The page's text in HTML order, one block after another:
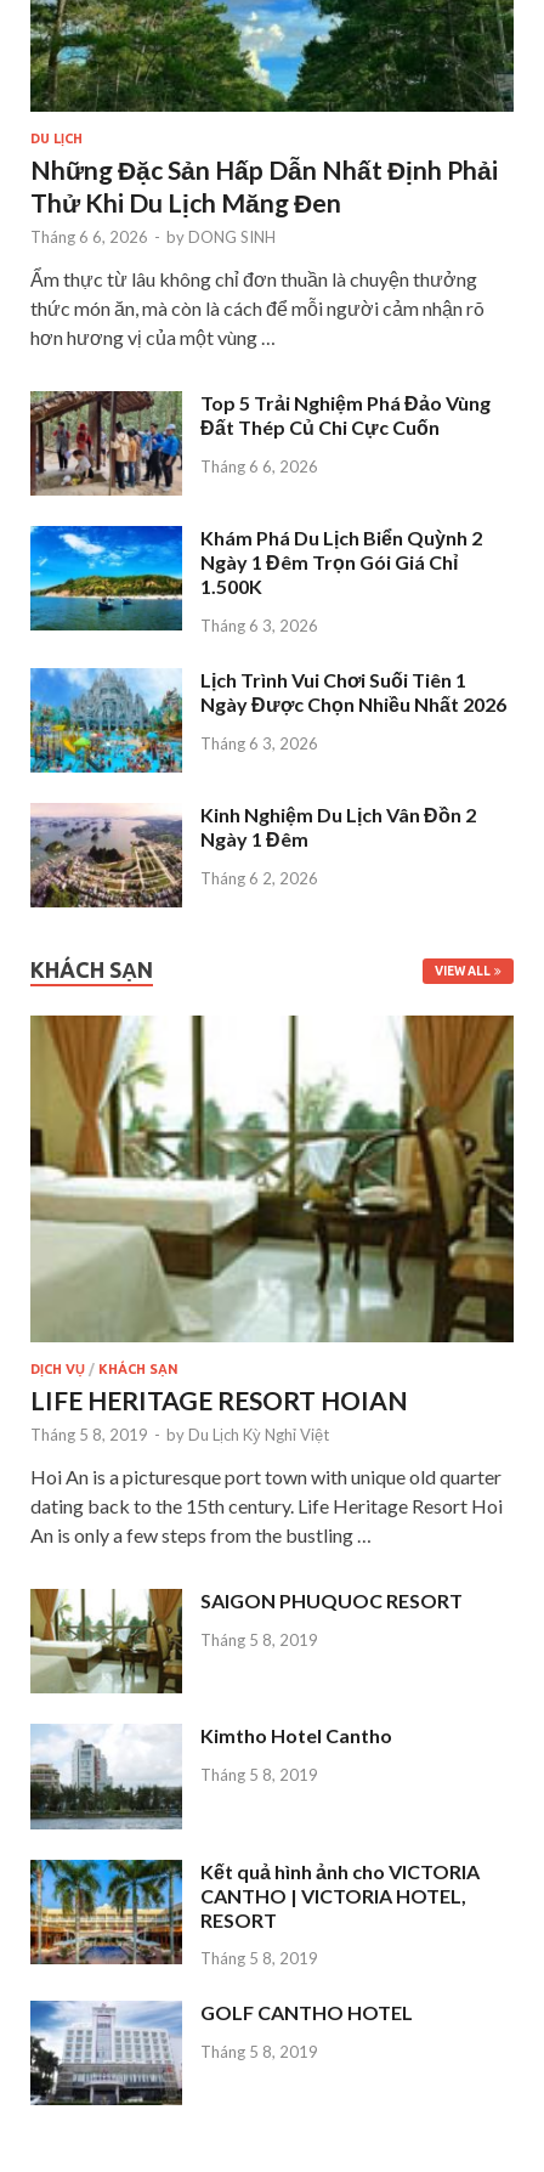
DU LỊCH
Những Đặc Sản Hấp Dẫn Nhất Định Phải
Thử Khi Du Lịch Măng Đen
Tháng 6 6, 2026 - by DONG SINH
Ẩm thực từ lâu không chỉ đơn thuần là chuyện thưởng
thức món ăn, mà còn là cách để mỗi người cảm nhận rõ
hơn hương vị của một vùng …
Top 5 Trải Nghiệm Phá Đảo Vùng
Đất Thép Củ Chi Cực Cuốn
Tháng 6 6, 2026
Khám Phá Du Lịch Biển Quỳnh 2
Ngày 1 Đêm Trọn Gói Giá Chỉ
1.500K
Tháng 6 3, 2026
Lịch Trình Vui Chơi Suối Tiên 1
Ngày Được Chọn Nhiều Nhất 2026
Tháng 6 3, 2026
Kinh Nghiệm Du Lịch Vân Đồn 2
Ngày 1 Đêm
Tháng 6 2, 2026
KHÁCH SẠN VIEW ALL
DỊCH VỤ / KHÁCH SẠN
LIFE HERITAGE RESORT HOIAN
Tháng 5 8, 2019 - by Du Lịch Kỳ Nghỉ Việt
Hoi An is a picturesque port town with unique old quarter
dating back to the 15th century. Life Heritage Resort Hoi
An is only a few steps from the bustling …
SAIGON PHUQUOC RESORT
Tháng 5 8, 2019
Kimtho Hotel Cantho
Tháng 5 8, 2019
Kết quả hình ảnh cho VICTORIA
CANTHO | VICTORIA HOTEL,
RESORT
Tháng 5 8, 2019
GOLF CANTHO HOTEL
Tháng 5 8, 2019